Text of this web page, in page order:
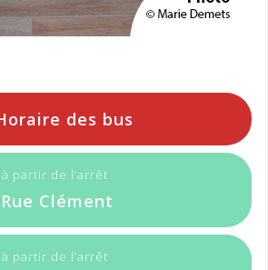
des bus
partir de l’arrêt
Clément
partir de l’arrêt